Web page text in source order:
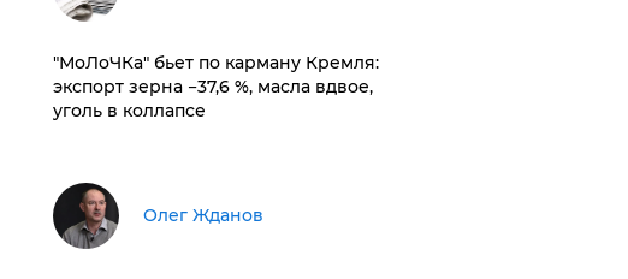
​"МоЛоЧКа" бьет по карману Кремля:
экспорт зерна −37,6 %, масла вдвое,
уголь в коллапсе
Олег Жданов